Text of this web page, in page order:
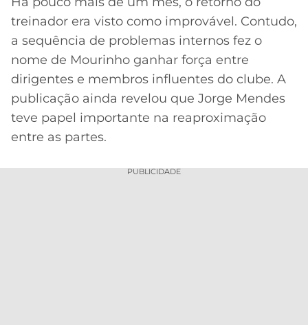
treinador era visto como improvável. Contudo,
a sequência de problemas internos fez o
nome de Mourinho ganhar força entre
dirigentes e membros influentes do clube. A
publicação ainda revelou que Jorge Mendes
teve papel importante na reaproximação
entre as partes.
PUBLICIDADE